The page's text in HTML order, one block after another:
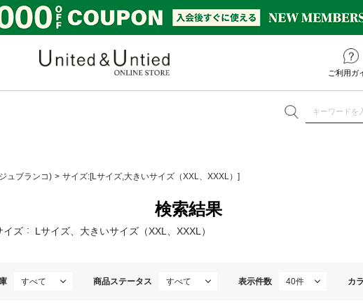
ご利用ガ
ュブランコ) サイズ:[Lサイズ,大きいサイズ（XXL、XXXL）]
検索結果
イズ Lサイズ、大きいサイズ（XXL、XXXL）
商品ステータス 表示件数 カ